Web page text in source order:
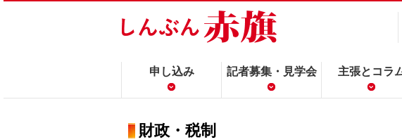
申し込み 記者募集・見学会 主張とコラ
財政・税制